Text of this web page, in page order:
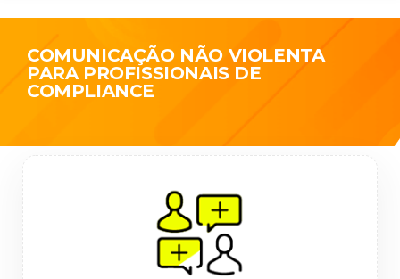
COMUNICAÇÃO NÃO VIOLENTA
PARA PROFISSIONAIS DE
COMPLIANCE